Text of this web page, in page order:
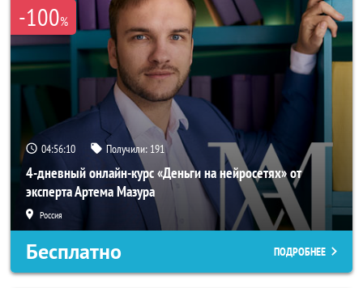
-100%
04:56:10 Получили: 191
4-дневный онлайн-курс «Деньги на нейросетях» от
эксперта Артема Мазура
Россия
Бесплатно ПОДРОБНЕЕ